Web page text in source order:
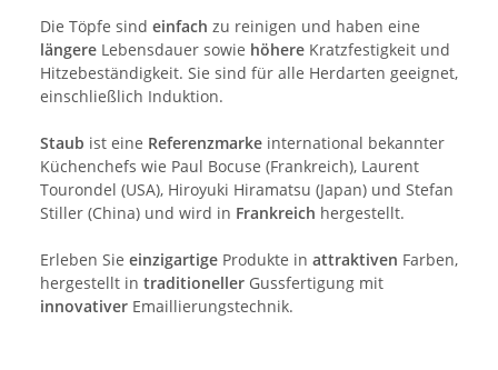
Die Töpfe sind einfach zu reinigen und haben eine
längere Lebensdauer sowie höhere Kratzfestigkeit und
Hitzebeständigkeit. Sie sind für alle Herdarten geeignet,
einschließlich Induktion.
Staub ist eine Referenzmarke international bekannter
Küchenchefs wie Paul Bocuse (Frankreich), Laurent
Tourondel (USA), Hiroyuki Hiramatsu (Japan) und Stefan
Stiller (China) und wird in Frankreich hergestellt.
Erleben Sie einzigartige Produkte in attraktiven Farben,
hergestellt in traditioneller Gussfertigung mit
innovativer Emaillierungstechnik.